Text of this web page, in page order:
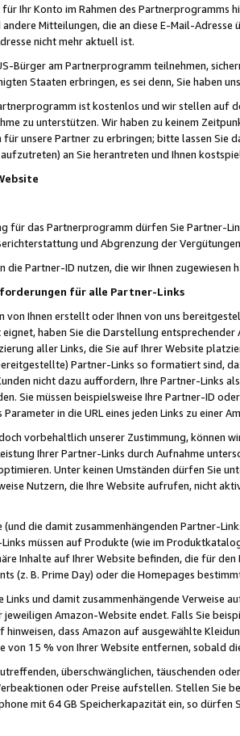
Ihr Konto im Rahmen des Partnerprogramms
andere Mitteilungen, die an diese E-Mail-
nicht mehr aktuell ist.
Bürger am Partnerprogramm teilnehmen,
Staaten erbringen, es sei denn, Sie haben
ist kostenlos und wir stellen auf
zu unterstützen. Wir haben zu keinem
unsere Partner zu erbringen; bitte lassen Sie
an Sie herantreten und Ihnen
für das Partnerprogramm dürfen Sie Partner-
und Abgrenzung der
die Partner-ID nutzen, die wir Ihnen zugewiesen
für alle Partner-Links
von Ihnen erstellt oder Ihnen von uns
eignet, haben Sie die Darstellung
aller Links, die Sie auf Ihrer Website
Partner-Links so formatiert sind,
nicht dazu auffordern, Ihre Partner-Links
Sie müssen beispielsweise Ihre Partner-ID
Parameter in die URL eines jeden Links zu einer
vorbehaltlich unserer Zustimmung, können
Ihrer Partner-Links durch Aufnahme
Unter keinen Umständen dürfen Sie
Nutzern, die Ihre Website aufrufen, nicht
(und die damit zusammenhängenden Partner-
müssen auf Produkte (wie im
Inhalte auf Ihrer Website befinden, die für
(z. B. Prime Day) oder die Homepages
Links und damit zusammenhängende
Amazon-Website endet. Falls Sie
hinweisen, dass Amazon auf ausgewählte
von 15 % von Ihrer Website entfernen, sobald
überschwänglichen, täuschenden
oder Preise aufstellen. Stellen Sie
mit 64 GB Speicherkapazität ein, so dürfen